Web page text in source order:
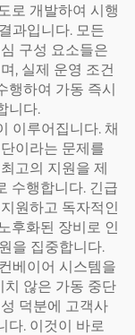
로 개발하여 시행
과입니다. 모든
구성 요소들은
, 실제 운영 조건
행하여 가동 즉시
니다.
이루어집니다. 채
이라는 문제를
고의 지원을 제
수행합니다. 긴급
원하고 독자적인
후화된 장비로 인
을 집중합니다.
베이어 시스템을
치 않은 가동 중단
덕분에 고객사
다. 이것이 바로